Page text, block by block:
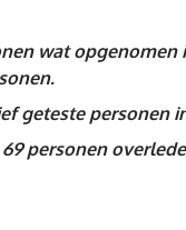
wat opgenomen
geteste personen
personen